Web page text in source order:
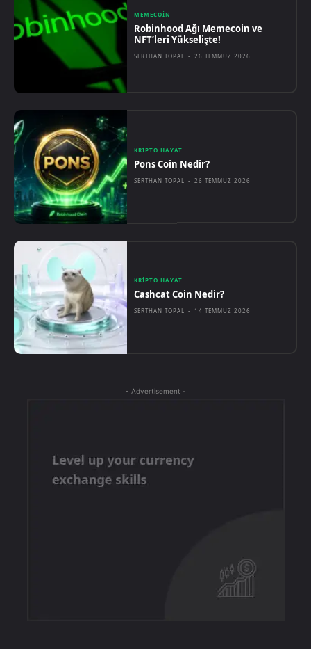
MEMECOIN
Robinhood Ağı Memecoin ve
NFT’leri Yükselişte!
SERTHAN TOPAL - 26 TEMMUZ 2026
KRIPTO HAYAT
Pons Coin Nedir?
SERTHAN TOPAL - 26 TEMMUZ 2026
KRIPTO HAYAT
Cashcat Coin Nedir?
SERTHAN TOPAL - 14 TEMMUZ 2026
- Advertisement -